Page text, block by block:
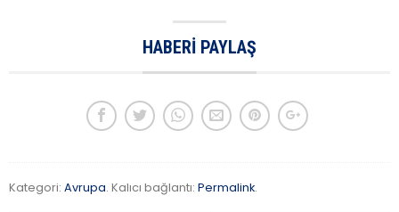
HABERI PAYLAŞ
Kategori: Avrupa. Kalıcı bağlantı: Permalink.